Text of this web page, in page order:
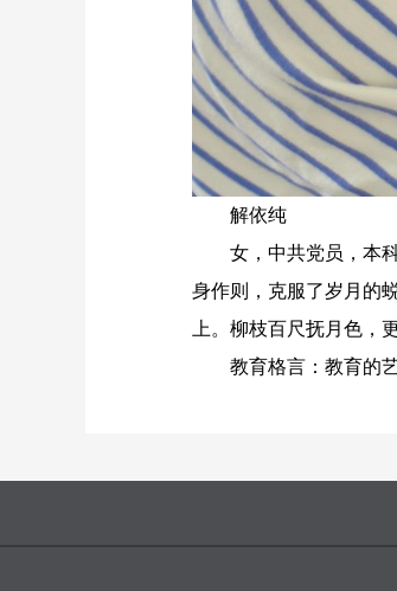
解依纯
女，中共党员，本
身作则，克服了岁月的
上。柳枝百尺抚月色，
教育格言：教育的